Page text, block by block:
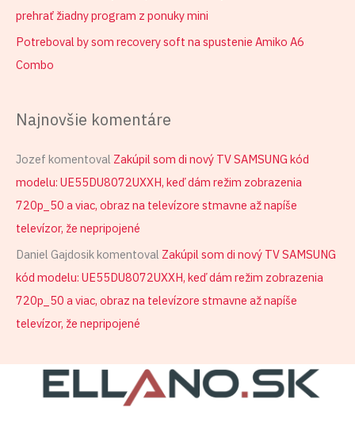
prehrať žiadny program z ponuky mini
Potreboval by som recovery soft na spustenie Amiko A6
Combo
Najnovšie komentáre
Jozef komentoval Zakúpil som di nový TV SAMSUNG kód
modelu: UE55DU8072UXXH, keď dám režim zobrazenia
720p_50 a viac, obraz na televízore stmavne až napíše
televízor, že nepripojené
Daniel Gajdosikkomentoval Zakúpil som di nový TV SAMSUNG
kód modelu: UE55DU8072UXXH, keď dám režim zobrazenia
720p_50 a viac, obraz na televízore stmavne až napíše
televízor, že nepripojené